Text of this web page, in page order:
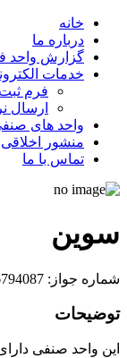
خانه
درباره ما
گزارش واحد
خدمات
فرم
ارسال
واحد های
منشور اخلاقی
تماس با ما
سوين
شماره جواز: 0466794087
توضیحات
این واحد صنفی